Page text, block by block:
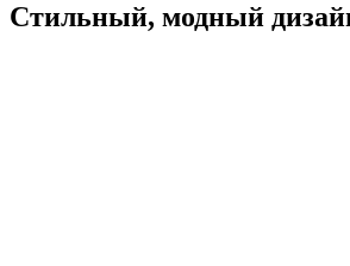
Стильный, модный